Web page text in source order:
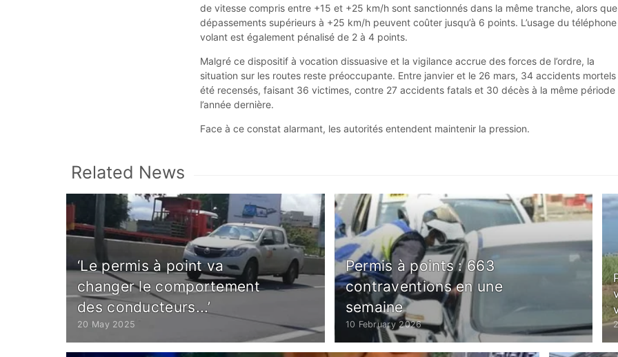
de vitesse compris entre +15 et +25 km/h sont sanctionnés dans la même tranche, alors
dépassements supérieurs à +25 km/h peuvent coûter jusqu’à 6 points. L’usage du
volant est également pénalisé de 2 à 4 points.
Malgré ce dispositif à vocation dissuasive et la vigilance accrue des forces de l’ordre, la
situation sur les routes reste préoccupante. Entre janvier et le 26 mars, 34 accidents
été recensés, faisant 36 victimes, contre 27 accidents fatals et 30 décès à la même période
l’année dernière.
Face à ce constat alarmant, les autorités entendent maintenir la pression.
Related News
‘Le permis à point va
changer le comportement
des conducteurs...’
20 May 2025
Permis à points : 663
contraventions en une
semaine
10 February 2026